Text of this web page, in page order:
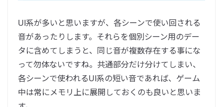
UI系が多いと思いますが、各シーンで使い回される
音があったりします。それらを個別シーン用のデー
タに含めてしまうと、同じ音が複数存在する事にな
って勿体ないですね。共通部分だけ分けてしまい、
各シーンで使われるUI系の短い音であれば、ゲーム
中は常にメモリ上に展開しておくのも良いと思いま